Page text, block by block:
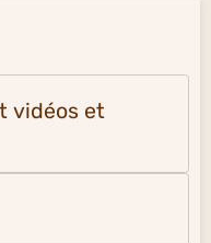
vidéos et